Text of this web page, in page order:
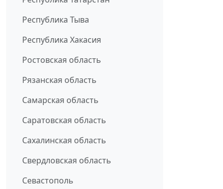
Республика Тыва
Республика Хакасия
Ростовская область
Рязанская область
Самарская область
Саратовская область
Сахалинская область
Свердловская область
Севастополь